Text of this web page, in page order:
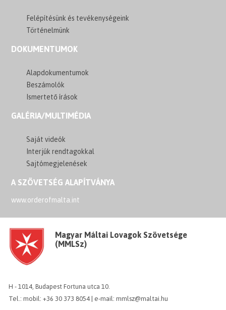
Felépítésünk és tevékenységeink
Történelmünk
DOKUMENTUMOK
Alapdokumentumok
Beszámolók
Ismertető írások
GALÉRIA/MULTIMÉDIA
Saját videók
Interjúk rendtagokkal
Sajtómegjelenések
A SZÖVETSÉG ALAPÍTVÁNYA
www.orderofmalta.int
Magyar Máltai Lovagok Szövetsége
(MMLSz)
H - 1014, Budapest Fortuna utca 10.
Tel.: mobil: +36 30 373 8054 | e-mail: mmlsz@maltai.hu